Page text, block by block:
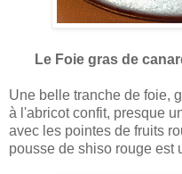
Le Foie gras de
Une belle tranche de foie,
à l'abricot confit, presque
avec les pointes de fruits
pousse de shiso rouge est